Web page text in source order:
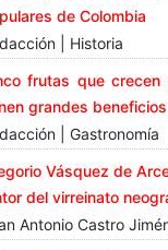
de Colombia
| Historia
frutas que
grandes
| Gastronomía
Vásquez de
del virreinato
Antonio Castro